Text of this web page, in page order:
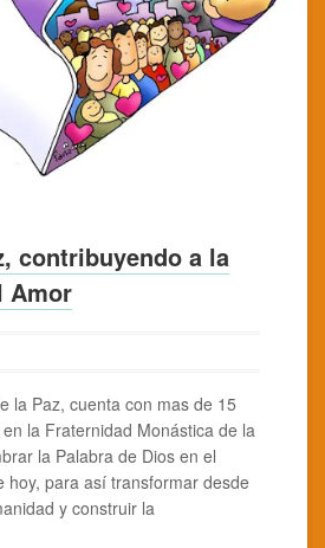
contribuyendo a la
Amor
la Paz, cuenta con mas de 15
la Fraternidad Monástica de la
la Palabra de Dios en el
hoy, para así transformar desde
y construir la